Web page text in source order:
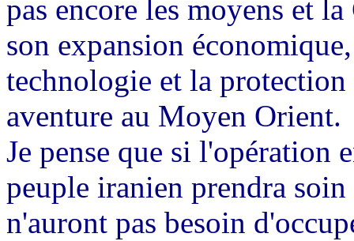
pas encore les moyens et
son expansion
technologie et la protection
aventure au Moyen Orient.
Je pense que si l'opération
peuple iranien prendra
n'auront pas besoin